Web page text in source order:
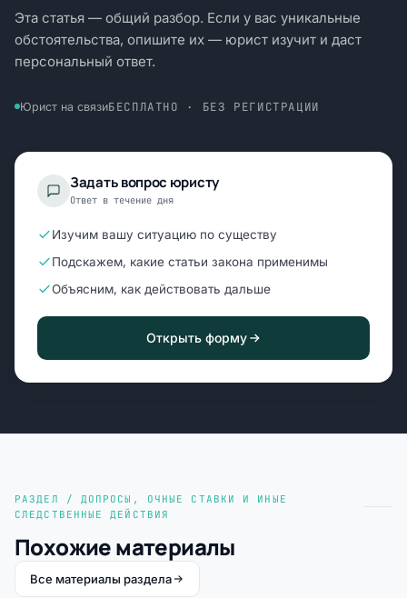
Эта статья — общий разбор. Если у вас уникальные
обстоятельства, опишите их — юрист изучит и даст
персональный ответ.
Юрист на связиБЕСПЛАТНО · БЕЗ РЕГИСТРАЦИИ
Задать вопрос юристу
Ответ в течение дня
Изучим вашу ситуацию по существу
Подскажем, какие статьи закона применимы
Объясним, как действовать дальше
Открыть форму
РАЗДЕЛ / ДОПРОСЫ, ОЧНЫЕ СТАВКИ И ИНЫЕ
СЛЕДСТВЕННЫЕ ДЕЙСТВИЯ
Похожие материалы
Все материалы раздела